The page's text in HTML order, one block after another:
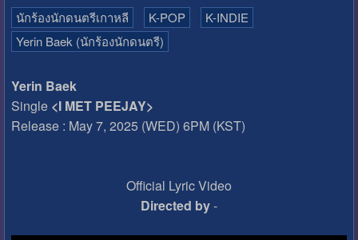
นักร้องนักดนตรีเกาหลี K-POP
K-INDIE
Yerin Baek (นักร้องนักดนตรี)
Yerin Baek
Single <I MET PEEJAY>
Release : May 7, 2025 (WED) 6PM (KST)
Official Lyric Video
Directed by-